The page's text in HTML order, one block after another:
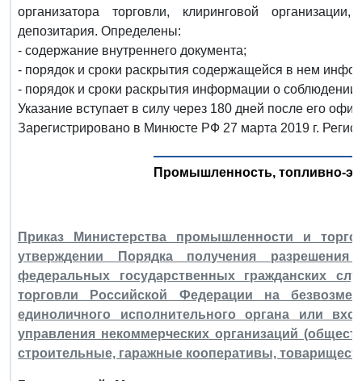
организатора торговли, клиринговой
депозитария. Определены:
- содержание внутреннего документа;
- порядок и сроки раскрытия содержащейся в нем
- порядок и сроки раскрытия информации о соблюдении
Указание вступает в силу через 180 дней после его
Зарегистрировано в Минюсте РФ 27 марта 2019 г.
Промышленность, топливно-
Приказ Министерства промышленности и
утверждении Порядка получения разрешения
федеральных государственных гражданских
торговли Российской Федерации на
единоличного исполнительного органа или
управления некоммерческих организаций
строительные, гаражные кооперативы,